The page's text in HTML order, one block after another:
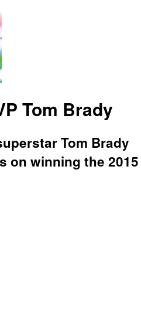
Tom Brady
Tom Brady
on winning the 2015